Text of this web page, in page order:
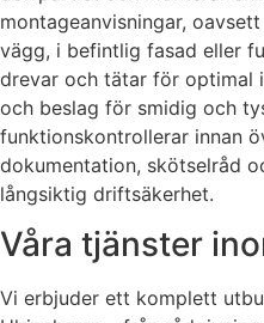
montageanvisningar,
vägg, i befintlig fasad eller
drevar och tätar för optimal
och beslag för smidig och
funktionskontrollerar innan
dokumentation, skötselråd
långsiktig driftsäkerhet.
Våra tjänster
Vi erbjuder ett komplett